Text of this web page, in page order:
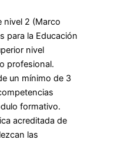
nivel 2 (Marco
para la Educación
nivel
profesional.
un mínimo de 3
formativo.
acreditada de
las